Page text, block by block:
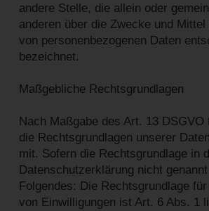
andere Stelle, die allein oder
anderen über die Zwecke und Mittel
von personenbezogenen Daten
bezeichnet.
Maßgebliche Rechtsgrundlagen
Nach Maßgabe des Art. 13 DSGVO
die Rechtsgrundlagen unserer
mit. Sofern die Rechtsgrundlage in
Datenschutzerklärung nicht
Folgendes: Die Rechtsgrundlage
von Einwilligungen ist Art. 6 Abs. 1